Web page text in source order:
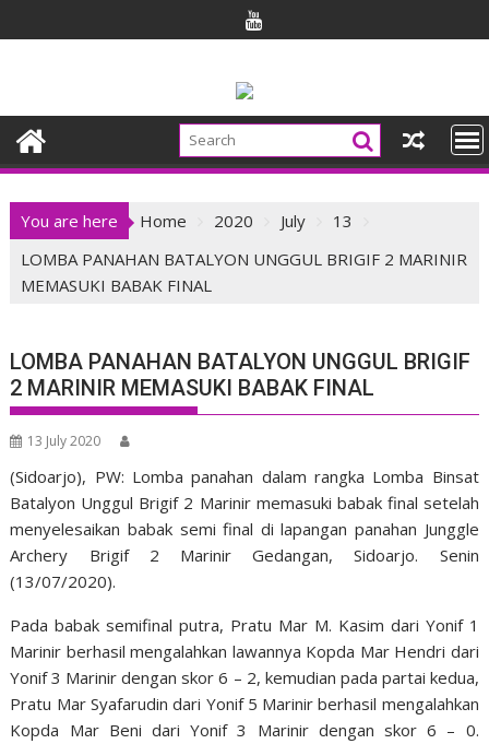
to
You are here Home 2020 July
13
LOMBA PANAHAN BATALYON UNGGUL BRIGIF 2 MARINIR
MEMASUKI BABAK FINAL
LOMBA PANAHAN BATALYON UNGGUL BRIGIF
2 MARINIR MEMASUKI BABAK FINAL
13 July 2020
(Sidoarjo), PW: Lomba panahan dalam rangka Lomba Binsat
Batalyon Unggul Brigif 2 Marinir memasuki babak final setelah
menyelesaikan babak semi final di lapangan panahan Junggle
Archery Brigif 2 Marinir Gedangan, Sidoarjo. Senin
(13/07/2020).
Pada babak semifinal putra, Pratu Mar M. Kasim dari Yonif 1
Marinir berhasil mengalahkan lawannya Kopda Mar Hendri dari
Yonif 3 Marinir dengan skor 6 – 2, kemudian pada partai kedua,
Pratu Mar Syafarudin dari Yonif 5 Marinir berhasil mengalahkan
Kopda Mar Beni dari Yonif 3 Marinir dengan skor 6 – 0.